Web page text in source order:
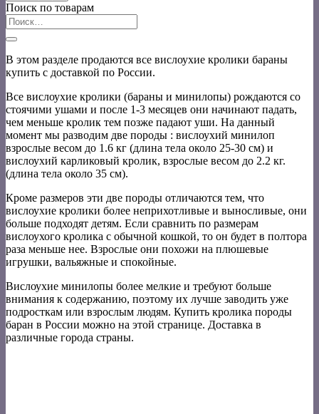
Поиск по товарам
Искать:
В этом разделе продаются все вислоухие кролики бараны
купить с доставкой по России.
Все вислоухие кролики (бараны и минилопы) рождаются со
стоячими ушами и после 1-3 месяцев они начинают падать,
чем меньше кролик тем позже падают уши. На данный
момент мы разводим две породы : вислоухий минилоп
взрослые весом до 1.6 кг (длина тела около 25-30 см) и
вислоухий карликовый кролик, взрослые весом до 2.2 кг.
(длина тела около 35 см).
Кроме размеров эти две породы отличаются тем, что
вислоухие кролики более неприхотливые и выносливые, они
больше подходят детям. Если сравнить по размерам
вислоухого кролика с обычной кошкой, то он будет в полтора
раза меньше нее. Взрослые они похожи на плюшевые
игрушки, вальяжные и спокойные.
Вислоухие минилопы более мелкие и требуют больше
внимания к содержанию, поэтому их лучше заводить уже
подросткам или взрослым людям. Купить кролика породы
баран в России можно на этой странице. Доставка в
различные города страны.